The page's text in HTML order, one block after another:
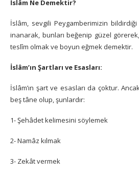
İslâm Ne Demektir?
İslâm, sevgili Peygamberimizin
inanarak, bunları beğenip güzel
teslîm olmak ve boyun eğmek demektir.
İslâm’ın Şartları ve Esasları:
İslâm’ın şart ve esasları da çoktur.
beş tâne olup, şunlardır:
1- Şehâdet kelimesini söylemek
2- Namâz kılmak
3- Zekât vermek